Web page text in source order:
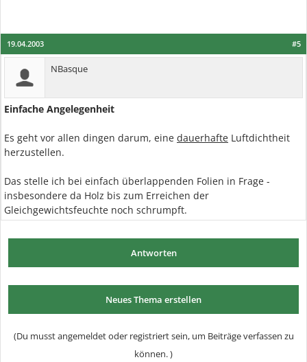
#5
19.04.2003
NBasque
Einfache Angelegenheit
Es geht vor allen dingen darum, eine dauerhafte Luftdichtheit
herzustellen.
Das stelle ich bei einfach überlappenden Folien in Frage -
insbesondere da Holz bis zum Erreichen der
Gleichgewichtsfeuchte noch schrumpft.
Antworten
Neues Thema erstellen
(Du musst angemeldet oder registriert sein, um Beiträge verfassen zu
können. )